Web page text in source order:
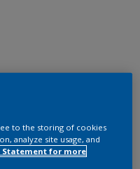
to the storing of cookies
analyze site usage, and
Statement for more